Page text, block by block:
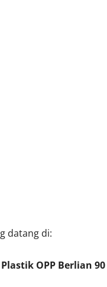
datang di:
Plastik OPP Berlian 90